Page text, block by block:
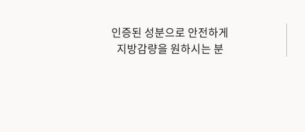
인증된 성분으로 안전하게
지방감량을 원하시는 분